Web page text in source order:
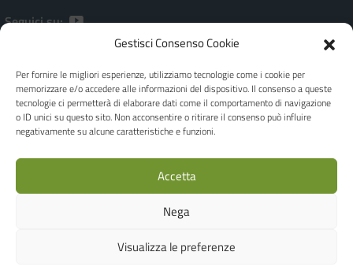
Gestisci Consenso Cookie
Per fornire le migliori esperienze, utilizziamo tecnologie come i cookie per
memorizzare e/o accedere alle informazioni del dispositivo. Il consenso a queste
tecnologie ci permetterà di elaborare dati come il comportamento di navigazione
o ID unici su questo sito. Non acconsentire o ritirare il consenso può influire
negativamente su alcune caratteristiche e funzioni.
Accetta
Nega
Visualizza le preferenze
Seguici su:
Istituto Comprensivo Statale “P. Ramati” | Viale Marchetti, 20 – 28065
CERANO [NO]
[+39] 0321-728182 | noic80900a@istruzione.it | Codice meccanografico:
NOIC80900A - C.F. 80010970038
Dirigente Scolastica: Dott.ssa Giuseppina FEROLO
c/o Studio AG.I.COM. S.r.l. - Email: e-mail dpo@agicomstudio.it
IBAN: IT19M0306945710100000046035 | Codice Univoco Ufficio per